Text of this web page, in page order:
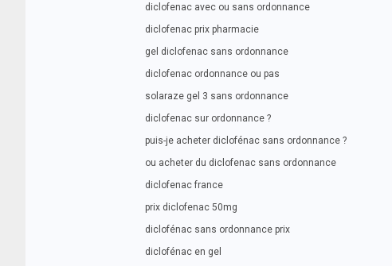
diclofenac avec ou sans ordonnance
diclofenac prix pharmacie
gel diclofenac sans ordonnance
diclofenac ordonnance ou pas
solaraze gel 3 sans ordonnance
diclofenac sur ordonnance ?
puis-je acheter diclofénac sans ordonnance ?
ou acheter du diclofenac sans ordonnance
diclofenac france
prix diclofenac 50mg
diclofénac sans ordonnance prix
diclofénac en gel